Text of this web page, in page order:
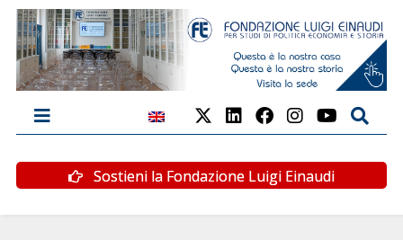
Sostieni la Fondazione Luigi Einaudi